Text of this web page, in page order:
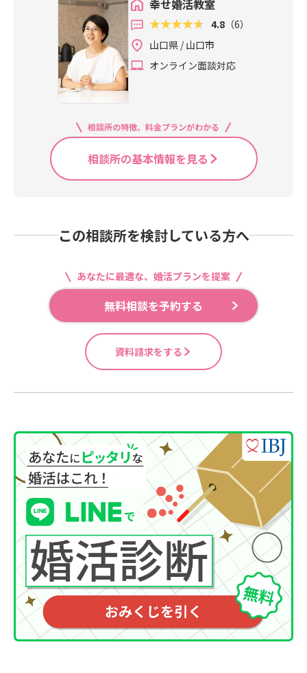
幸せ婚活教室
4.8 （6）
山口県 / 山口市
オンライン面談対応
相談所の特徴、料金プランがわかる
相談所の基本情報を見る
この相談所を検討している方へ
あなたに最適な、婚活プランを提案
無料相談を予約する
資料請求をする